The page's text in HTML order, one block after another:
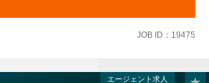
JOB ID：19475
エージェント求人